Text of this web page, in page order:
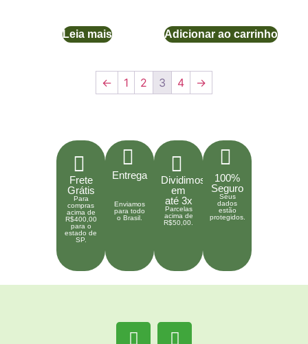
Leia mais Adicionar ao carrinho
← 1 2 3 4 →
Frete
Grátis
Para
compras
acima de
R$400,00
para o
estado de
SP.
Entrega
Enviamos
para todo
o Brasil.
Dividimos
em
até 3x
Parcelas
acima de
R$50,00.
100%
Seguro
Seus
dados
estão
protegidos.